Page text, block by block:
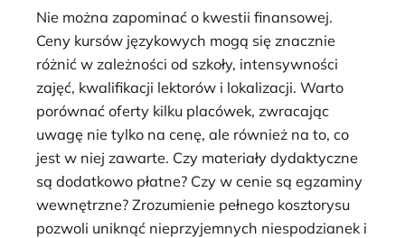
Nie można zapominać o kwestii finansowej.
Ceny kursów językowych mogą się znacznie
różnić w zależności od szkoły, intensywności
zajęć, kwalifikacji lektorów i lokalizacji. Warto
porównać oferty kilku placówek, zwracając
uwagę nie tylko na cenę, ale również na to, co
jest w niej zawarte. Czy materiały dydaktyczne
są dodatkowo płatne? Czy w cenie są egzaminy
wewnętrzne? Zrozumienie pełnego kosztorysu
pozwoli uniknąć nieprzyjemnych niespodzianek i